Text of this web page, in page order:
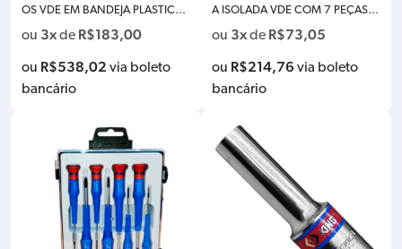
OS VDE EM BANDEJA PLASTICA
KINGTONY 9-40604GP
ou 3xde R$183,00
ou R$538,02 via boleto
bancário
A ISOLADA VDE COM 7 PEÇAS KI
NGTONY 30617MR
ou 3xde R$73,05
ou R$214,76 via boleto
bancário